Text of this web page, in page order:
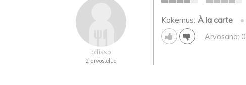
ollisso
2 arvostelua
Kokemus: À la carte •
Arvosana: 0